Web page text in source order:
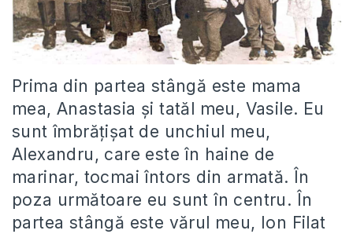
Prima din partea stângă este mama
mea, Anastasia și tatăl meu, Vasile. Eu
sunt îmbrățișat de unchiul meu,
Alexandru, care este în haine de
marinar, tocmai întors din armată. În
poza următoare eu sunt în centru. În
partea stângă este vărul meu, Ion Filat